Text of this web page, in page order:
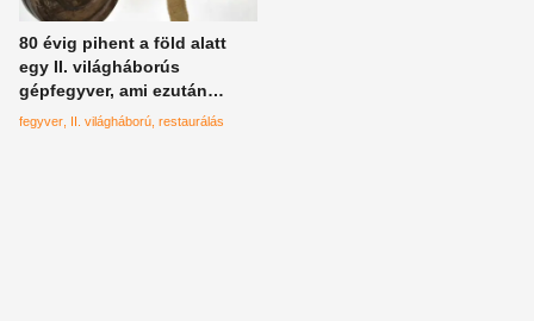
80 évig pihent a föld alatt
egy II. világháborús
gépfegyver, ami ezután
történt vele, az maga a csoda
fegyver II. világháború restaurálás